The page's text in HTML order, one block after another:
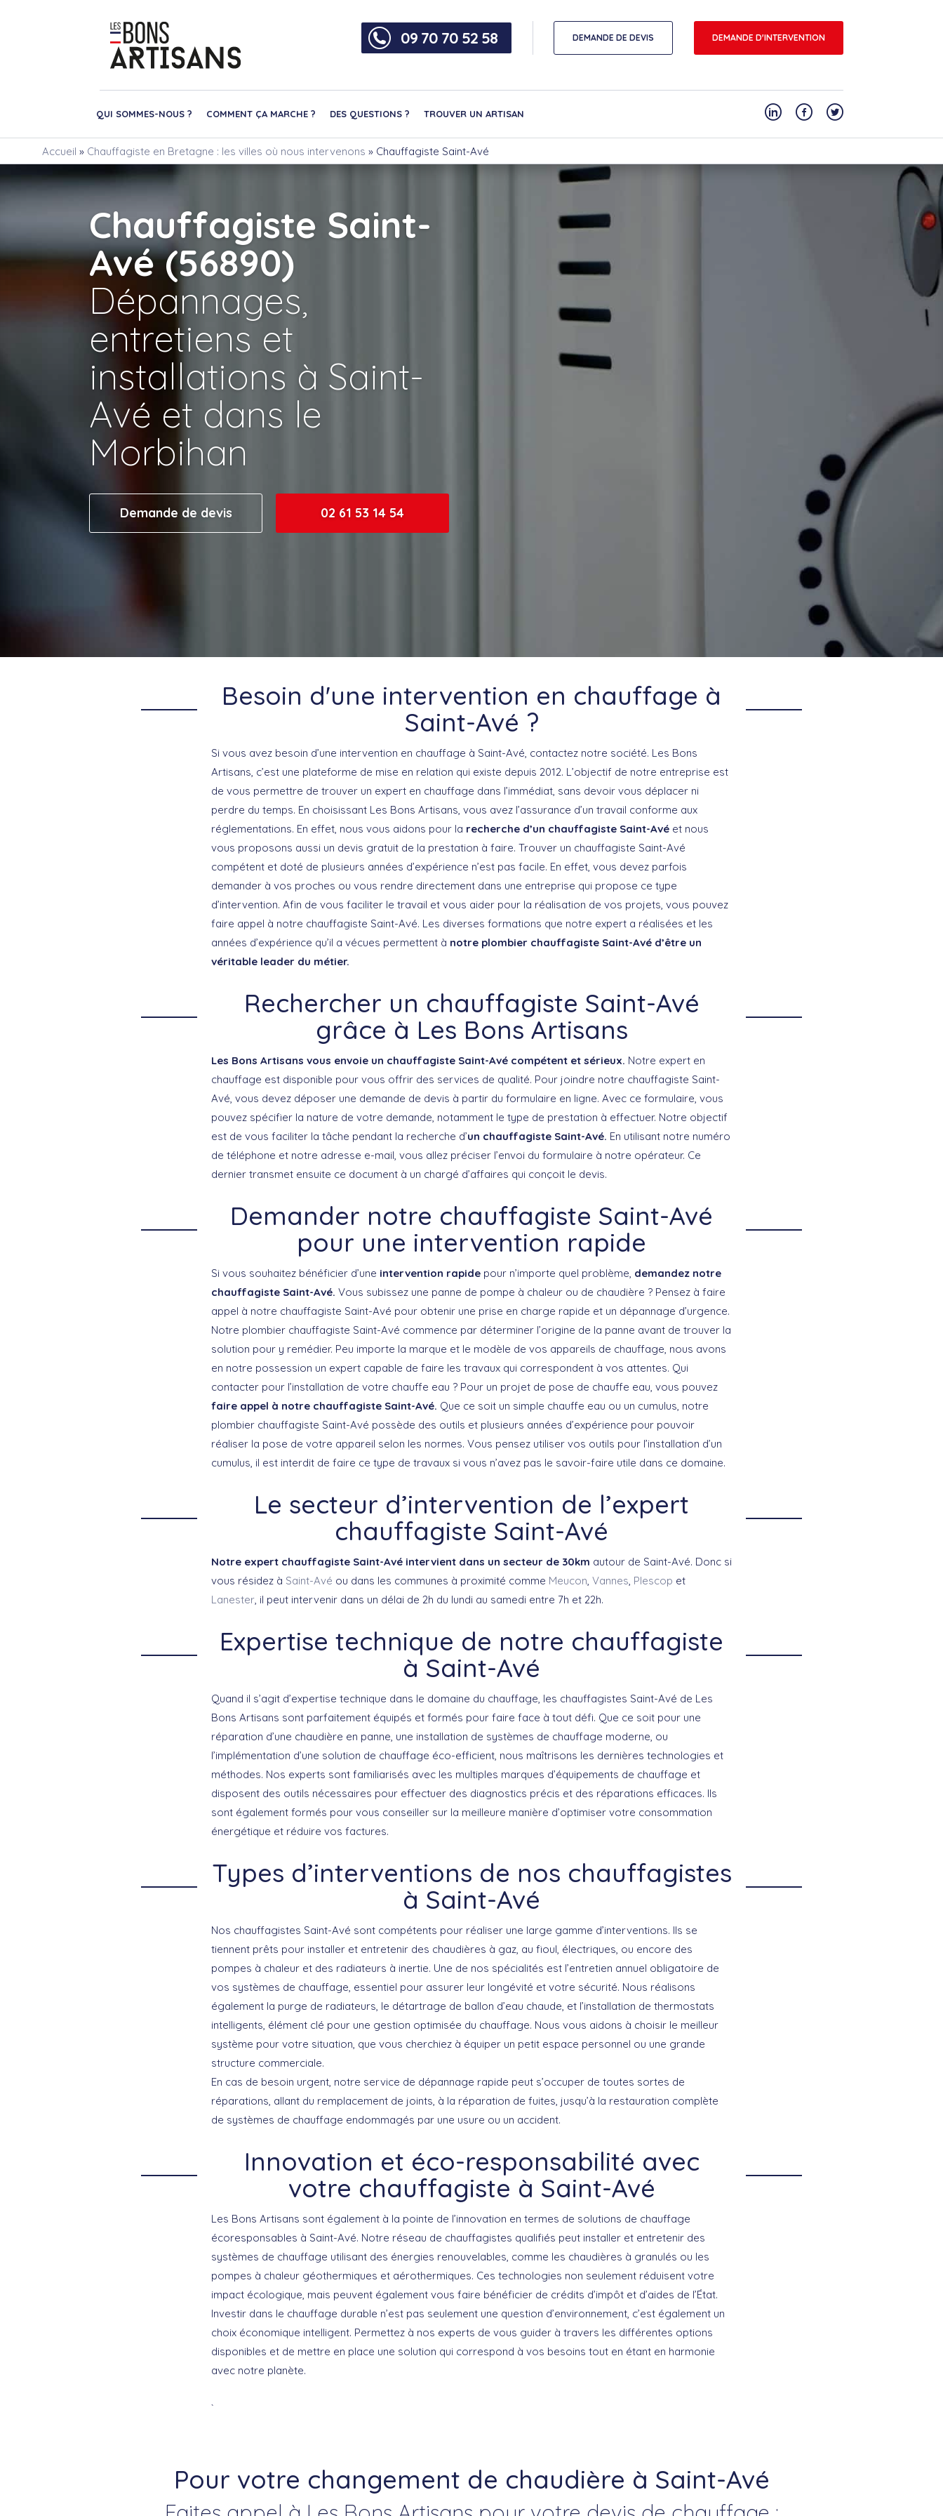
09 70 70 52 58 DEMANDE DE DEVIS DEMANDE D'INTERVENTION
QUI SOMMES-NOUS ? COMMENT ÇA MARCHE ? DES QUESTIONS ? TROUVER UN ARTISAN
Accueil » Chauffagiste en Bretagne : les villes où nous intervenons » Chauffagiste Saint-Avé
Chauffagiste Saint-
Avé (56890)
Dépannages,
entretiens et
installations à Saint-
Avé et dans le
Morbihan
Demande de devis 02 61 53 14 54
Besoin d'une intervention en chauffage à
Saint-Avé ?
Si vous avez besoin d’une intervention en chauffage à Saint-Avé, contactez notre société. Les Bons
Artisans, c’est une plateforme de mise en relation qui existe depuis 2012. L’objectif de notre entreprise est
de vous permettre de trouver un expert en chauffage dans l’immédiat, sans devoir vous déplacer ni
perdre du temps. En choisissant Les Bons Artisans, vous avez l’assurance d’un travail conforme aux
réglementations. En effet, nous vous aidons pour la recherche d’un chauffagiste Saint-Avé et nous
vous proposons aussi un devis gratuit de la prestation à faire. Trouver un chauffagiste Saint-Avé
compétent et doté de plusieurs années d’expérience n’est pas facile. En effet, vous devez parfois
demander à vos proches ou vous rendre directement dans une entreprise qui propose ce type
d’intervention. Afin de vous faciliter le travail et vous aider pour la réalisation de vos projets, vous pouvez
faire appel à notre chauffagiste Saint-Avé. Les diverses formations que notre expert a réalisées et les
années d’expérience qu’il a vécues permettent à notre plombier chauffagiste Saint-Avé d’être un
véritable leader du métier.
Rechercher un chauffagiste Saint-Avé
grâce à Les Bons Artisans
Les Bons Artisans vous envoie un chauffagiste Saint-Avé compétent et sérieux. Notre expert en
chauffage est disponible pour vous offrir des services de qualité. Pour joindre notre chauffagiste Saint-
Avé, vous devez déposer une demande de devis à partir du formulaire en ligne. Avec ce formulaire, vous
pouvez spécifier la nature de votre demande, notamment le type de prestation à effectuer. Notre objectif
est de vous faciliter la tâche pendant la recherche d’un chauffagiste Saint-Avé. En utilisant notre numéro
de téléphone et notre adresse e-mail, vous allez préciser l’envoi du formulaire à notre opérateur. Ce
dernier transmet ensuite ce document à un chargé d’affaires qui conçoit le devis.
Demander notre chauffagiste Saint-Avé
pour une intervention rapide
Si vous souhaitez bénéficier d’une intervention rapide pour n’importe quel problème, demandez notre
chauffagiste Saint-Avé. Vous subissez une panne de pompe à chaleur ou de chaudière ? Pensez à faire
appel à notre chauffagiste Saint-Avé pour obtenir une prise en charge rapide et un dépannage d’urgence.
Notre plombier chauffagiste Saint-Avé commence par déterminer l’origine de la panne avant de trouver la
solution pour y remédier. Peu importe la marque et le modèle de vos appareils de chauffage, nous avons
en notre possession un expert capable de faire les travaux qui correspondent à vos attentes. Qui
contacter pour l’installation de votre chauffe eau ? Pour un projet de pose de chauffe eau, vous pouvez
faire appel à notre chauffagiste Saint-Avé. Que ce soit un simple chauffe eau ou un cumulus, notre
plombier chauffagiste Saint-Avé possède des outils et plusieurs années d’expérience pour pouvoir
réaliser la pose de votre appareil selon les normes. Vous pensez utiliser vos outils pour l’installation d’un
cumulus, il est interdit de faire ce type de travaux si vous n’avez pas le savoir-faire utile dans ce domaine.
Le secteur d’intervention de l’expert
chauffagiste Saint-Avé
Notre expert chauffagiste Saint-Avé intervient dans un secteur de 30km autour de Saint-Avé. Donc si
vous résidez à Saint-Avé ou dans les communes à proximité comme Meucon, Vannes, Plescop et
Lanester, il peut intervenir dans un délai de 2h du lundi au samedi entre 7h et 22h.
Expertise technique de notre chauffagiste
à Saint-Avé
Quand il s’agit d’expertise technique dans le domaine du chauffage, les chauffagistes Saint-Avé de Les
Bons Artisans sont parfaitement équipés et formés pour faire face à tout défi. Que ce soit pour une
réparation d’une chaudière en panne, une installation de systèmes de chauffage moderne, ou
l’implémentation d’une solution de chauffage éco-efficient, nous maîtrisons les dernières technologies et
méthodes. Nos experts sont familiarisés avec les multiples marques d’équipements de chauffage et
disposent des outils nécessaires pour effectuer des diagnostics précis et des réparations efficaces. Ils
sont également formés pour vous conseiller sur la meilleure manière d’optimiser votre consommation
énergétique et réduire vos factures.
Types d’interventions de nos chauffagistes
à Saint-Avé
Nos chauffagistes Saint-Avé sont compétents pour réaliser une large gamme d’interventions. Ils se
tiennent prêts pour installer et entretenir des chaudières à gaz, au fioul, électriques, ou encore des
pompes à chaleur et des radiateurs à inertie. Une de nos spécialités est l’entretien annuel obligatoire de
vos systèmes de chauffage, essentiel pour assurer leur longévité et votre sécurité. Nous réalisons
également la purge de radiateurs, le détartrage de ballon d’eau chaude, et l’installation de thermostats
intelligents, élément clé pour une gestion optimisée du chauffage. Nous vous aidons à choisir le meilleur
système pour votre situation, que vous cherchiez à équiper un petit espace personnel ou une grande
structure commerciale.
En cas de besoin urgent, notre service de dépannage rapide peut s’occuper de toutes sortes de
réparations, allant du remplacement de joints, à la réparation de fuites, jusqu’à la restauration complète
de systèmes de chauffage endommagés par une usure ou un accident.
Innovation et éco-responsabilité avec
votre chauffagiste à Saint-Avé
Les Bons Artisans sont également à la pointe de l’innovation en termes de solutions de chauffage
écoresponsables à Saint-Avé. Notre réseau de chauffagistes qualifiés peut installer et entretenir des
systèmes de chauffage utilisant des énergies renouvelables, comme les chaudières à granulés ou les
pompes à chaleur géothermiques et aérothermiques. Ces technologies non seulement réduisent votre
impact écologique, mais peuvent également vous faire bénéficier de crédits d’impôt et d’aides de l’État.
Investir dans le chauffage durable n’est pas seulement une question d’environnement, c’est également un
choix économique intelligent. Permettez à nos experts de vous guider à travers les différentes options
disponibles et de mettre en place une solution qui correspond à vos besoins tout en étant en harmonie
avec notre planète.
`
Pour votre changement de chaudière à Saint-Avé